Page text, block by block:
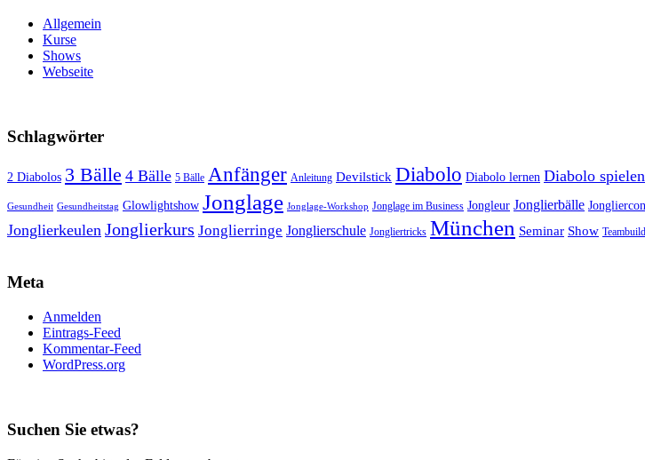
Allgemein
Kurse
Shows
Webseite
Schlagwörter
2 Diabolos 3 Bälle 4 Bälle 5 Bälle Anfänger Anleitung Devilstick Diabolo Diabolo lernen Diabolo spielen
Gesundheit Gesundheitstag Glowlightshow Jonglage Jonglage-Workshop Jonglage im Business Jongleur Jonglierbälle
Jonglierkeulen Jonglierkurs Jonglierringe Jonglierschule Jongliertricks München Seminar Show
Meta
Anmelden
Eintrags-Feed
Kommentar-Feed
WordPress.org
Suchen Sie etwas?